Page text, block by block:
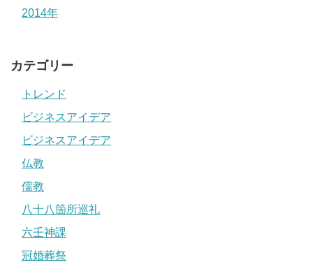
2014年
カテゴリー
トレンド
ビジネスアイデア
ビジネスアイデア
仏教
儒教
八十八箇所巡礼
六壬神課
冠婚葬祭